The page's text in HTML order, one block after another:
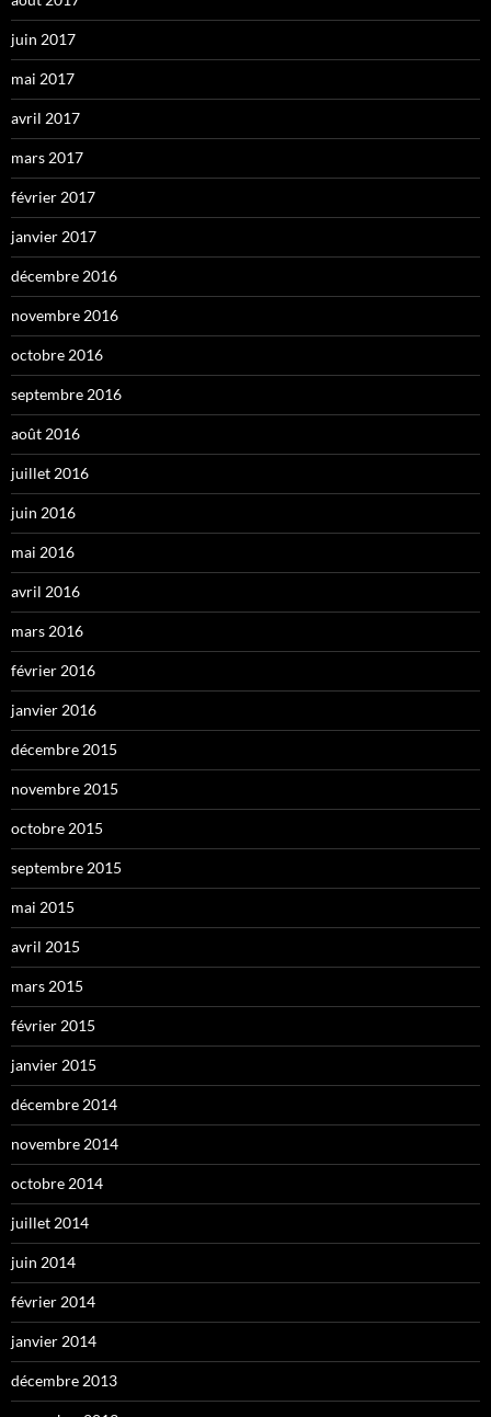
juin 2017
mai 2017
avril 2017
mars 2017
février 2017
janvier 2017
décembre 2016
novembre 2016
octobre 2016
septembre 2016
août 2016
juillet 2016
juin 2016
mai 2016
avril 2016
mars 2016
février 2016
janvier 2016
décembre 2015
novembre 2015
octobre 2015
septembre 2015
mai 2015
avril 2015
mars 2015
février 2015
janvier 2015
décembre 2014
novembre 2014
octobre 2014
juillet 2014
juin 2014
février 2014
janvier 2014
décembre 2013